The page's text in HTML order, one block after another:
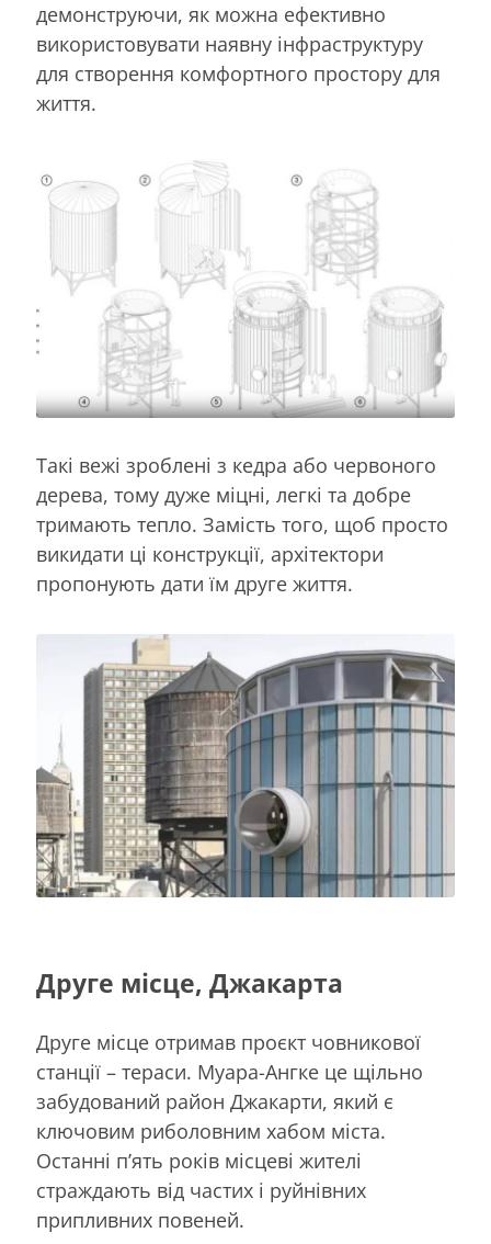
демонструючи, як можна ефективно
використовувати наявну інфраструктуру
для створення комфортного простору для
життя.
Такі вежі зроблені з кедра або червоного
дерева, тому дуже міцні, легкі та добре
тримають тепло. Замість того, щоб просто
викидати ці конструкції, архітектори
пропонують дати їм друге життя.
Друге місце, Джакарта
Друге місце отримав проєкт човникової
станції – тераси. Муара-Ангке це щільно
забудований район Джакарти, який є
ключовим риболовним хабом міста.
Останні п’ять років місцеві жителі
страждають від частих і руйнівних
припливних повеней.